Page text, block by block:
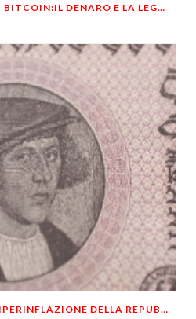
RILETTURE AI TEMPI DI BITCOIN:IL DENARO E LA LEGGE
COME EBBE TERMINE L’IPERINFLAZIONE DELLA REPUBBLICA DI WEIMAR?